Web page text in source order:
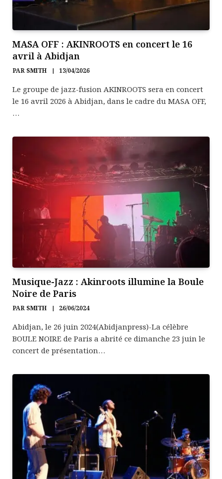
MASA OFF : AKINROOTS en concert le 16
avril à Abidjan
PAR SMITH 13/04/2026
Le groupe de jazz-fusion AKINROOTS sera en concert
le 16 avril 2026 à Abidjan, dans le cadre du MASA OFF,
…
Musique-Jazz : Akinroots illumine la Boule
Noire de Paris
PAR SMITH 26/06/2024
Abidjan, le 26 juin 2024(Abidjanpress)-La célèbre
BOULE NOIRE de Paris a abrité ce dimanche 23 juin le
concert de présentation…